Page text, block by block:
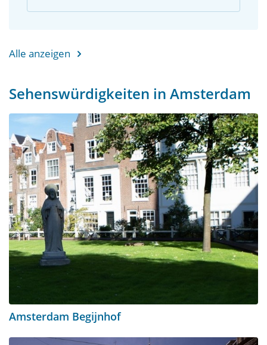
Alle anzeigen
Sehenswürdigkeiten in Amsterdam
Amsterdam Begijnhof